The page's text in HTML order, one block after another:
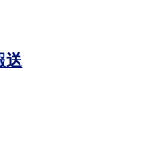
送